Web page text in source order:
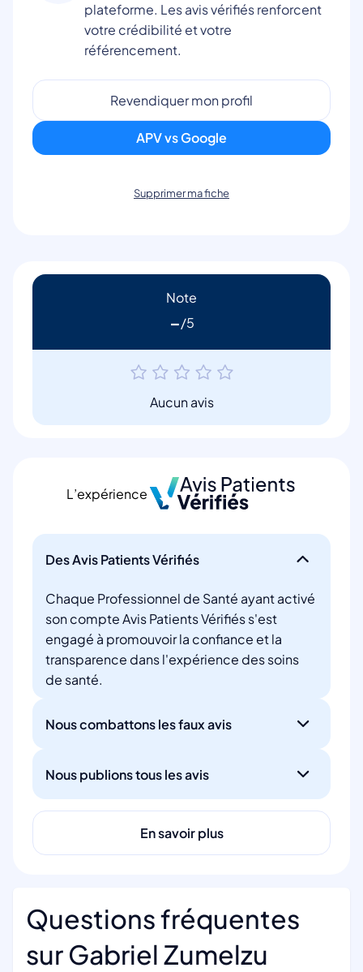
plateforme. Les avis vérifiés renforcent
votre crédibilité et votre
référencement.
Revendiquer mon profil
APV vs Google
Supprimer ma fiche
Note
-
Aucun avis
L’expérience
Des Avis Patients Vérifiés
Chaque Professionnel de Santé ayant activé
son compte Avis Patients Vérifiés s'est
engagé à promouvoir la confiance et la
transparence dans l'expérience des soins
de santé.
Nous combattons les faux avis
Nous publions tous les avis
En savoir plus
Questions fréquentes
sur Gabriel Zumelzu